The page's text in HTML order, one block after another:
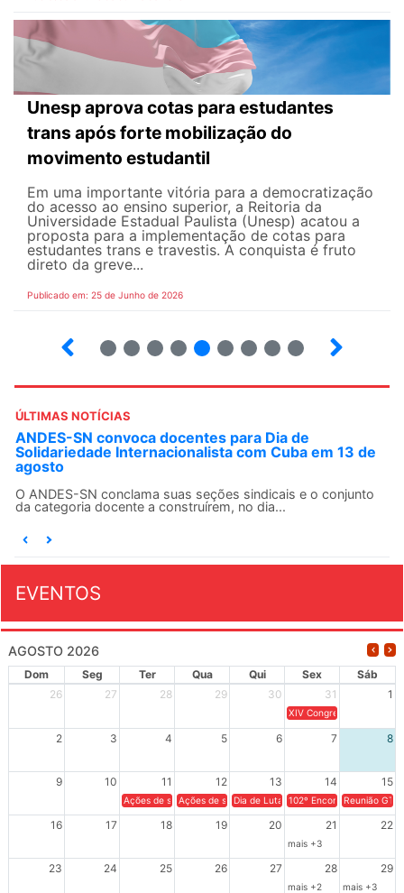
Unesp aprova cotas para estudantes
trans após forte mobilização do
movimento estudantil
Em uma importante vitória para a democratização
do acesso ao ensino superior, a Reitoria da
Universidade Estadual Paulista (Unesp) acatou a
proposta para a implementação de cotas para
estudantes trans e travestis. A conquista é fruto
direto da greve...
Publicado em: 25 de Junho de 2026
ÚLTIMAS NOTÍCIAS
ANDES-SN convoca docentes para Dia de
Solidariedade Internacionalista com Cuba em 13 de
agosto
O ANDES-SN conclama suas seções sindicais e o conjunto
da categoria docente a construírem, no dia...
EVENTOS
AGOSTO 2026
Dom Seg Ter Qua Qui Sex
Sáb
26
27 28 29 30 31 1
XIV Congresso Brasileiro
2 3 4 5 6 7 8
9 10 11 12 13 14 15
Ações de solidariedade a Cuba no Rio Grande do Sul - 100
Ações de solidariedade a Cuba no Rio Grande do
Dia de Luta em Defesa de Cuba e da
102º Encontro da
Reunião
16 17 18 19 20 21 22
mais +3
23 24 25 26 27 28 29
mais +2 mais +3